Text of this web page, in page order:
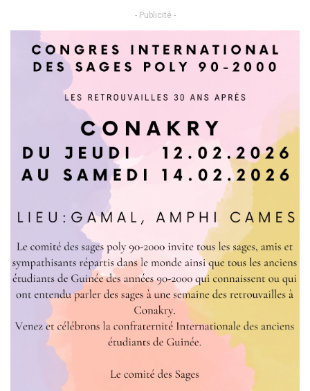
- Publicité -